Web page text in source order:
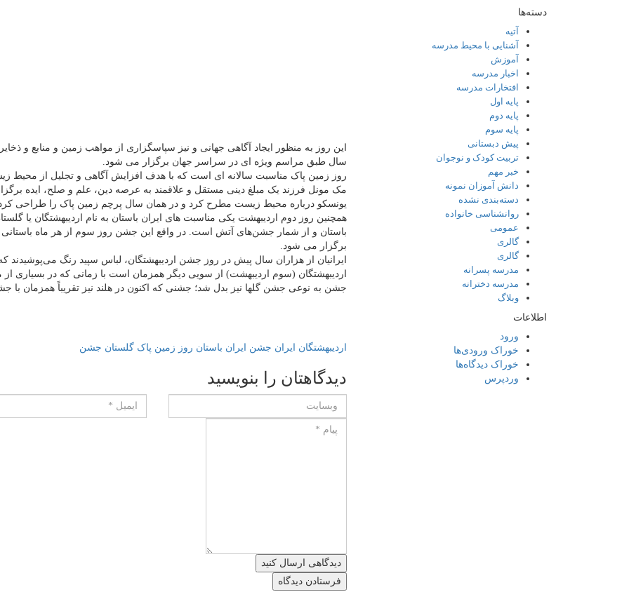
این روز به منظور ایجاد آگاهی جهانی و نیز سپاسگزاری از مواهب زمین و منابع و
سال طبق مراسم ویژه ای در سراسر جهان برگزار می شود.
مک مونل فرزند یک مبلغ دینی مستقل و علاقمند به عرصه دین، علم و صلح، ایده
یونسکو درباره محیط زیست مطرح کرد و در همان سال پرچم زمین پاک را طراحی
همچنین روز دوم اردیبهشت یکی مناسبت های ایران باستان به نام اردیبهشتگان یا
باستان و از شمار جشن‌های آتش است. در واقع این جشن روز سوم از هر ماه باستانی
برگزار می شود.
ایرانیان از هزاران سال پیش در روز جشن اردیبهشتگان، لباس سپید رنگ
اردیبهشتگان (سوم اردیبهشت) از سویی دیگر همزمان است با زمانی که در بسیاری از
جشن به نوعی جشن گلها نیز بدل شد؛ جشنی که اکنون در هلند نیز تقریباً همزمان با
اردیبهشتگان ایران جشن ایران باستان روز زمین پاک گلستان جشن
دیدگاهتان را بنویسید
دیدگاهی ارسال کنید
دسته‌ها
آتیه
آشنایی با محیط مدرسه
آموزش
اخبار مدرسه
افتخارات مدرسه
پایه اول
پایه دوم
پایه سوم
پیش دبستانی
تربیت کودک و نوجوان
خبر مهم
دانش آموزان نمونه
دسته‌بندی نشده
روانشناسی خانواده
عمومی
گالری
گالری
مدرسه پسرانه
مدرسه دخترانه
وبلاگ
اطلاعات
ورود
خوراک ورودی‌ها
خوراک دیدگاه‌ها
وردپرس